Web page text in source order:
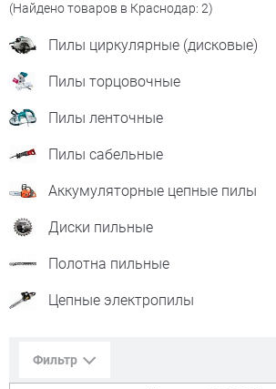
(Найдено товаров в Краснодар: 2)
Пилы циркулярные (дисковые)
Пилы торцовочные
Пилы ленточные
Пилы сабельные
Аккумуляторные цепные пилы
Диски пильные
Полотна пильные
Цепные электропилы
Фильтр